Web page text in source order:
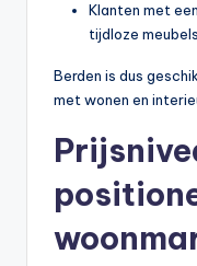
Klanten met
tijdloze
Berden is dus
met wonen en